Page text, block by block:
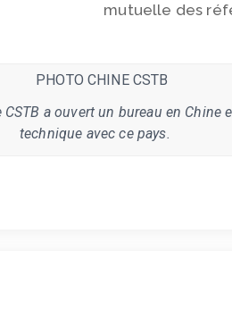
mutuelle des
a ouvert un bureau en Chine
technique avec ce pays.